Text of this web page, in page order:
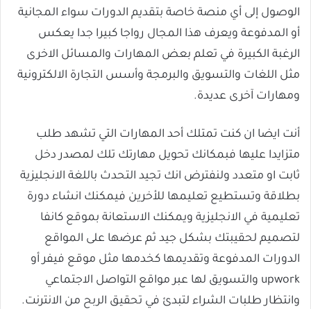
الوصول إلى أي منصة خاصة بتقديم الدورات سواء المجانية
أو المدفوعة ويعرف هذا المجال رواجا كبيرا جدا يعكس
الرغبة الكبيرة في تعلم بعض المهارات والمسائل الاخرى
مثل اللغات والتسويق والبرمجة وأسس التجارة الالكترونية
ومهارات آخرى عديدة.
أنت ايضا ان كنت تمتلك أحد المهارات التي تشهد طلب
متزايدا عليها فبمكانك تحويل مهارتك تلك لمصدر دخل
ثابت او متعدد ولنفترض انك تجيد التحدث باللغة الانجليزية
بطلاقة وتستطيع تعليمها للأخرين فيمكنك انشاء دورة
تعليمية في الانجليزية ويمكنك الاستعانة بموقع كانفا
لتصميم لحقيبتك بشكل جيد ثم عرضها على المواقع
الدورات المدفوعة وتقديمها كخدمها مثل موقع فيفر أو
upwork والتسويق لها عبر مواقع التواصل الاجتماعي
وانتظار طلبات الشراء لتبدئ في تحقيق الربح من الانترنت.